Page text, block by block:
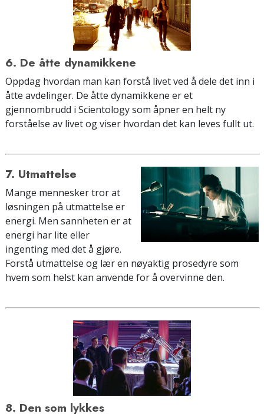
6. De åtte dynamikkene
Oppdag hvordan man kan forstå livet ved å dele det inn i
åtte avdelinger. De åtte dynamikkene er et
gjennombrudd i Scientology som åpner en helt ny
forståelse av livet og viser hvordan det kan leves fullt ut.
7. Utmattelse
Mange mennesker tror at
løsningen på utmattelse er
energi. Men sannheten er at
energi har lite eller
ingenting med det å gjøre.
Forstå utmattelse og lær en nøyaktig prosedyre som
hvem som helst kan anvende for å overvinne den.
8. Den som lykkes